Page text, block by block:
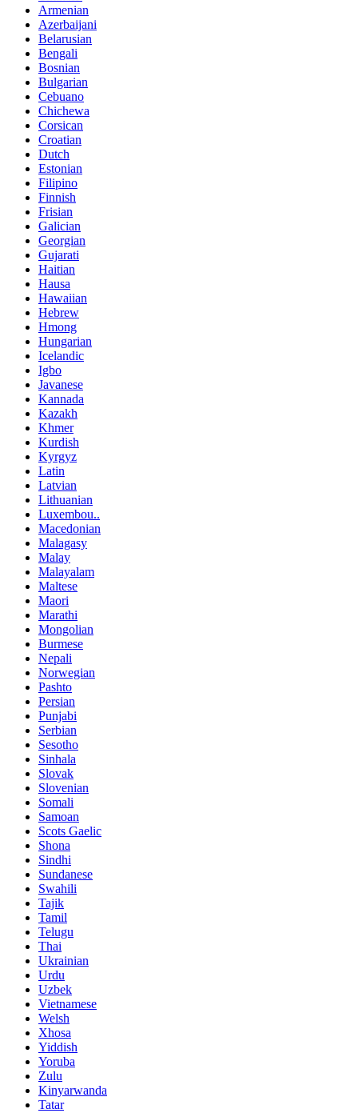
Armenian
Azerbaijani
Belarusian
Bengali
Bosnian
Bulgarian
Cebuano
Chichewa
Corsican
Croatian
Dutch
Estonian
Filipino
Finnish
Frisian
Galician
Georgian
Gujarati
Haitian
Hausa
Hawaiian
Hebrew
Hmong
Hungarian
Icelandic
Igbo
Javanese
Kannada
Kazakh
Khmer
Kurdish
Kyrgyz
Latin
Latvian
Lithuanian
Luxembou..
Macedonian
Malagasy
Malay
Malayalam
Maltese
Maori
Marathi
Mongolian
Burmese
Nepali
Norwegian
Pashto
Persian
Punjabi
Serbian
Sesotho
Sinhala
Slovak
Slovenian
Somali
Samoan
Scots Gaelic
Shona
Sindhi
Sundanese
Swahili
Tajik
Tamil
Telugu
Thai
Ukrainian
Urdu
Uzbek
Vietnamese
Welsh
Xhosa
Yiddish
Yoruba
Zulu
Kinyarwanda
Tatar